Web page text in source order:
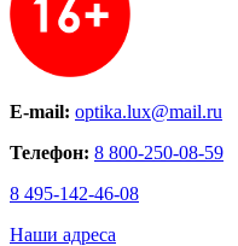
E-mail: optika.lux@mail.ru
Телефон: 8 800-250-08-59
8 495-142-46-08
Наши адреса